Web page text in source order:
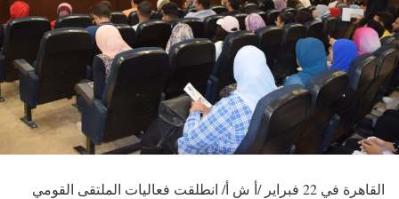
القاهرة في 22 فبراير /أ ش أ/ انطلقت فعاليات الملتقى القومي